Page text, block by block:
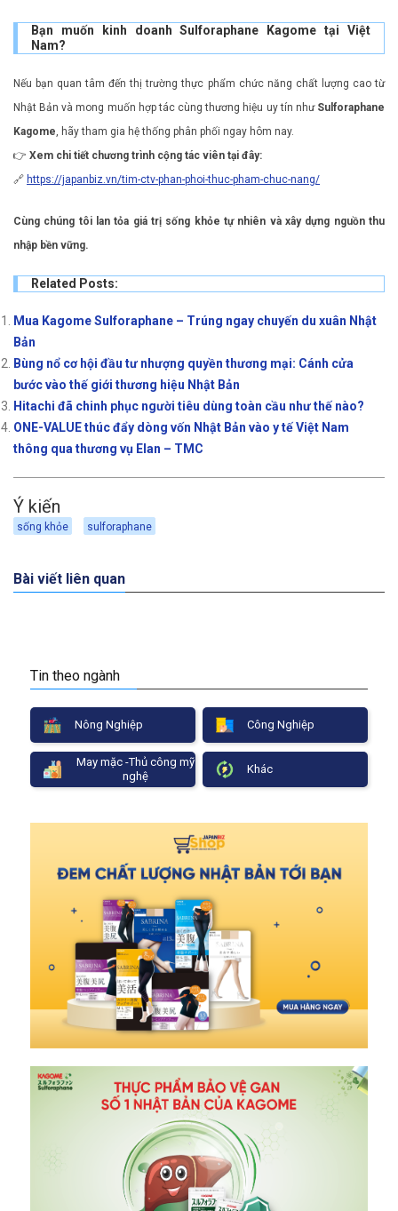
Bạn muốn kinh doanh Sulforaphane Kagome tại Việt
Nam?
Nếu bạn quan tâm đến thị trường thực phẩm chức năng chất lượng cao từ
Nhật Bản và mong muốn hợp tác cùng thương hiệu uy tín như Sulforaphane
Kagome, hãy tham gia hệ thống phân phối ngay hôm nay.
👉 Xem chi tiết chương trình cộng tác viên tại đây:
🔗 https://japanbiz.vn/tim-ctv-phan-phoi-thuc-pham-chuc-nang/
Cùng chúng tôi lan tỏa giá trị sống khỏe tự nhiên và xây dựng nguồn thu
nhập bền vững.
Related Posts:
Mua Kagome Sulforaphane – Trúng ngay chuyến du xuân Nhật
Bản
Bùng nổ cơ hội đầu tư nhượng quyền thương mại: Cánh cửa
bước vào thế giới thương hiệu Nhật Bản
Hitachi đã chinh phục người tiêu dùng toàn cầu như thế nào?
ONE-VALUE thúc đẩy dòng vốn Nhật Bản vào y tế Việt Nam
thông qua thương vụ Elan – TMC
Ý kiến
sống khỏe sulforaphane
Bài viết liên quan
Tin theo ngành
Nông Nghiệp Công Nghiệp
May mặc -Thủ công mỹ
nghệ
Khác